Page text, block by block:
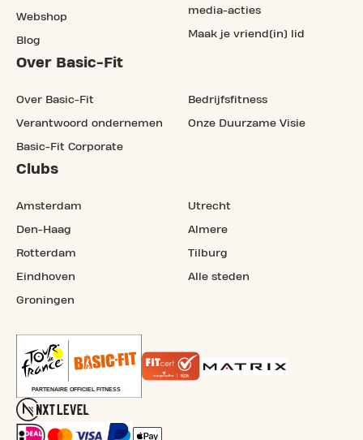
Webshop
Blog
media-acties
Maak je vriend(in) lid
Over Basic-Fit
Over Basic-Fit
Verantwoord ondernemen
Basic-Fit Corporate
Bedrijfsfitness
Onze Duurzame Visie
Clubs
Amsterdam
Den-Haag
Rotterdam
Eindhoven
Groningen
Utrecht
Almere
Tilburg
Alle steden